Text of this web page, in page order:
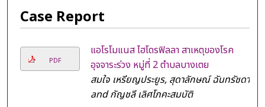
Case Report
PDF
แอโรโมแนส ไฮโดรฟิลลา สาเหตุของโรค
อุจจาระร่วง หมู่ที่ 2 ตำบลบางเตย
สมใจ เหรียญประยูร, สุดาลักษณ์ ฉันทรัชดา,
and กัญชลี เลิศโภคะสมบัติ